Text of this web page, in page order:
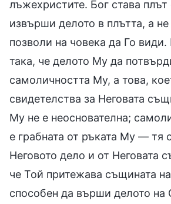
лъжехристите. Бог става
извърши делото в плътта, а не
позволи на човека да Го
така, че делото Му да
самоличността Му, а това,
свидетелства за Неговата
Му не е неоснователна;
е грабната от ръката Му — тя
Неговото дело и от Неговата
че Той притежава същината
способен да върши делото на